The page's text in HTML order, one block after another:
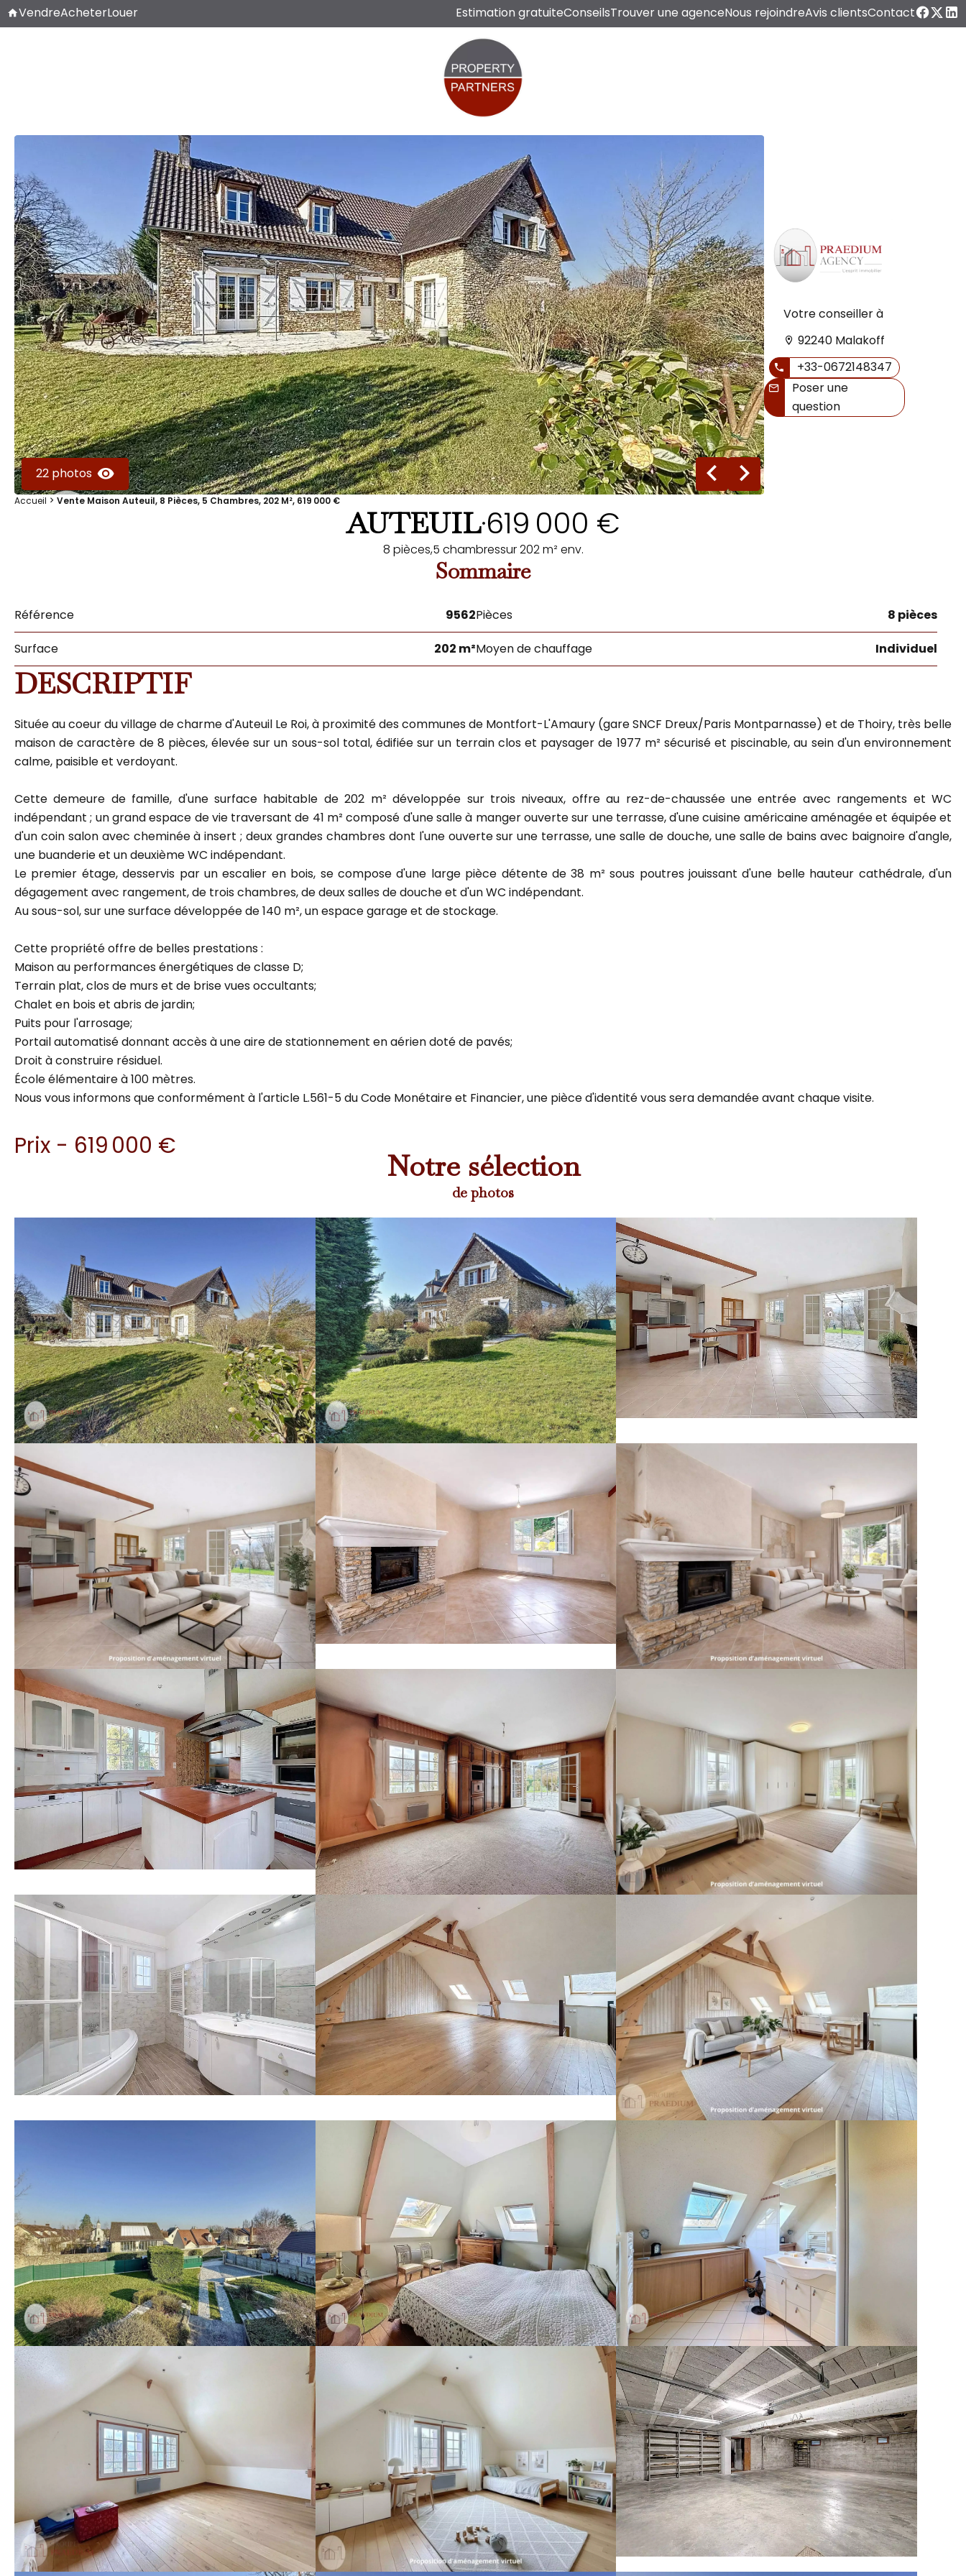
VendreAcheterLouer Estimation gratuiteConseilsTrouver une agenceNous rejoindreAvis clientsContact
22 photos
Votre conseiller à
92240 Malakoff
+33-0672148347
Poser une
question
Accueil Vente Maison Auteuil, 8 Pièces, 5 Chambres, 202 M², 619 000 €
AUTEUIL•619 000 €
8 pièces,5 chambressur 202 m² env.
Sommaire
Référence 9562Pièces 8 pièces
Surface 202 m²Moyen de chauffage Individuel
DESCRIPTIF
Située au coeur du village de charme d'Auteuil Le Roi, à proximité des communes de Montfort-L'Amaury (gare SNCF Dreux/Paris Montparnasse) et de Thoiry, très belle
maison de caractère de 8 pièces, élevée sur un sous-sol total, édifiée sur un terrain clos et paysager de 1977 m² sécurisé et piscinable, au sein d'un environnement
calme, paisible et verdoyant.
Cette demeure de famille, d'une surface habitable de 202 m² développée sur trois niveaux, offre au rez-de-chaussée une entrée avec rangements et WC
indépendant ; un grand espace de vie traversant de 41 m² composé d'une salle à manger ouverte sur une terrasse, d'une cuisine américaine aménagée et équipée et
d'un coin salon avec cheminée à insert ; deux grandes chambres dont l'une ouverte sur une terrasse, une salle de douche, une salle de bains avec baignoire d'angle,
une buanderie et un deuxième WC indépendant.
Le premier étage, desservis par un escalier en bois, se compose d'une large pièce détente de 38 m² sous poutres jouissant d'une belle hauteur cathédrale, d'un
dégagement avec rangement, de trois chambres, de deux salles de douche et d'un WC indépendant.
Au sous-sol, sur une surface développée de 140 m², un espace garage et de stockage.
Cette propriété offre de belles prestations :
Maison au performances énergétiques de classe D;
Terrain plat, clos de murs et de brise vues occultants;
Chalet en bois et abris de jardin;
Puits pour l'arrosage;
Portail automatisé donnant accès à une aire de stationnement en aérien doté de pavés;
Droit à construire résiduel.
École élémentaire à 100 mètres.
Nous vous informons que conformément à l'article L.561-5 du Code Monétaire et Financier, une pièce d'identité vous sera demandée avant chaque visite.
Prix - 619 000 €
Notre sélection
de photos